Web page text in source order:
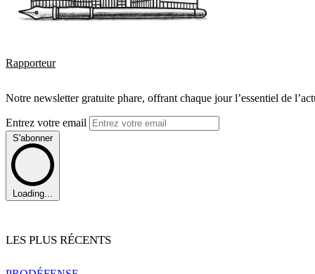
Rapporteur
Notre newsletter gratuite phare, offrant chaque jour l’essentiel de
Entrez votre email
S'abonner
Loading...
LES PLUS RÉCENTS